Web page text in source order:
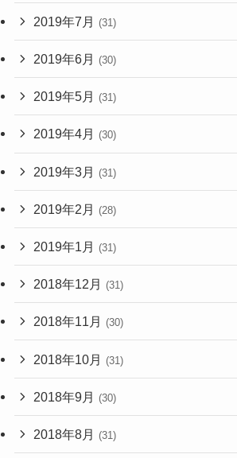
2019年7月 (31)
2019年6月 (30)
2019年5月 (31)
2019年4月 (30)
2019年3月 (31)
2019年2月 (28)
2019年1月 (31)
2018年12月 (31)
2018年11月 (30)
2018年10月 (31)
2018年9月 (30)
2018年8月 (31)